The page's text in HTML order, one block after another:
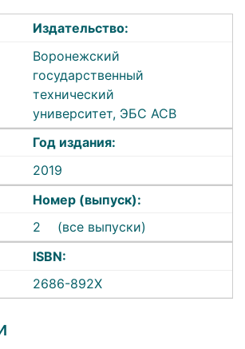
Издательство:
Воронежский
государственный
технический
университет, ЭБС АСВ
Год издания:
2019
Номер (выпуск):
2
(все выпуски)
ISBN:
2686-892X